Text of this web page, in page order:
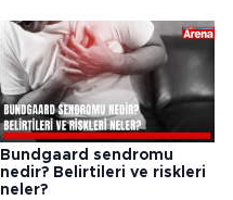
Bundgaard sendromu
nedir? Belirtileri ve riskleri
neler?